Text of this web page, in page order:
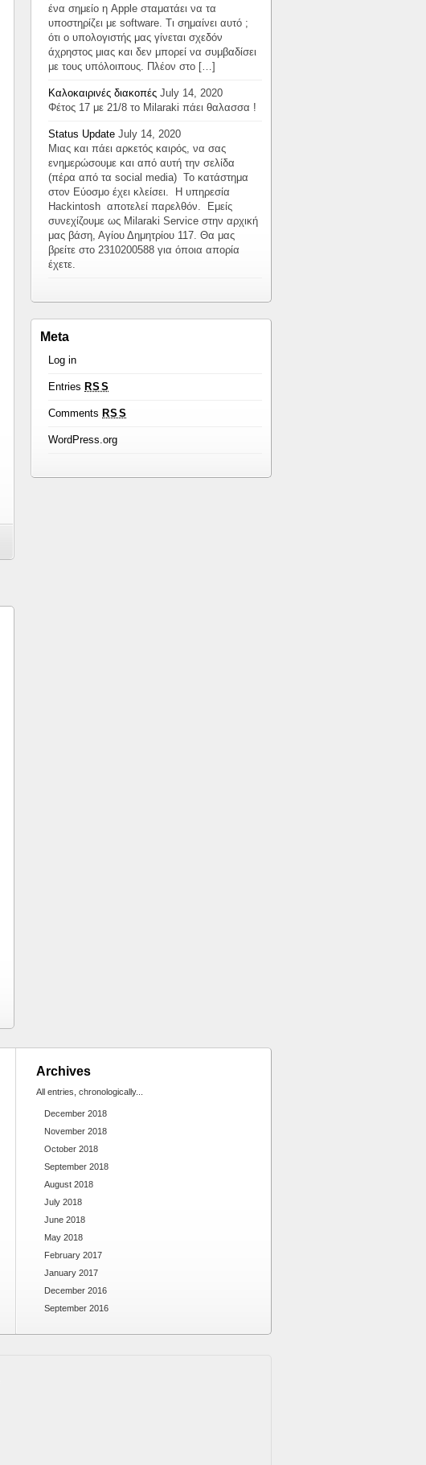
ένα σημείο η Apple σταματάει να τα
υποστηρίζει με software. Τι σημαίνει αυτό ;
ότι ο υπολογιστής μας γίνεται σχεδόν
άχρηστος μιας και δεν μπορεί να συμβαδίσει
με τους υπόλοιπους. Πλέον στο […]
Καλοκαιρινές διακοπές July 14, 2020
Φέτος 17 με 21/8 το Milaraki πάει θαλασσα !
Status Update July 14, 2020
Μιας και πάει αρκετός καιρός, να σας
ενημερώσουμε και από αυτή την σελίδα
(πέρα από τα social media) Το κατάστημα
στον Εύοσμο έχει κλείσει. Η υπηρεσία
Hackintosh αποτελεί παρελθόν. Εμείς
συνεχίζουμε ως Milaraki Service στην αρχική
μας βάση, Αγίου Δημητρίου 117. Θα μας
βρείτε στο 2310200588 για όποια απορία
έχετε.
Meta
Log in
Entries RSS
Comments RSS
WordPress.org
Archives
All entries, chronologically...
December 2018
November 2018
October 2018
September 2018
August 2018
July 2018
June 2018
May 2018
February 2017
January 2017
December 2016
September 2016